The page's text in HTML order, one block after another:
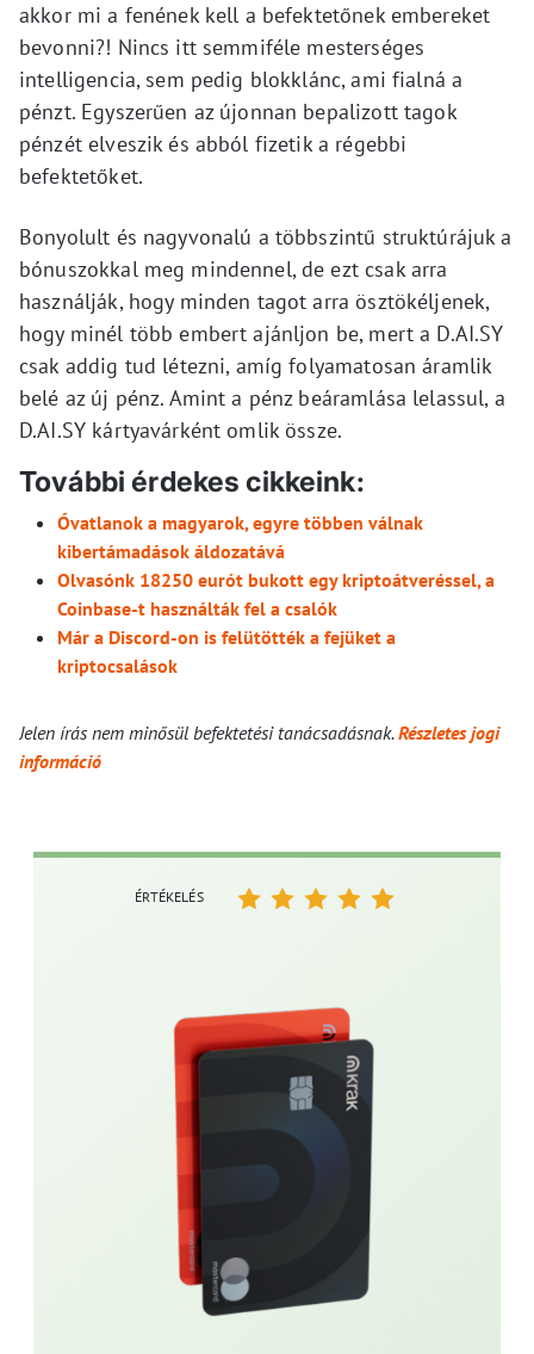
akkor mi a fenének kell a befektetőnek embereket
bevonni?! Nincs itt semmiféle mesterséges
intelligencia, sem pedig blokklánc, ami fialná a
pénzt. Egyszerűen az újonnan bepalizott tagok
pénzét elveszik és abból fizetik a régebbi
befektetőket.
Bonyolult és nagyvonalú a többszintű struktúrájuk a
bónuszokkal meg mindennel, de ezt csak arra
használják, hogy minden tagot arra ösztökéljenek,
hogy minél több embert ajánljon be, mert a D.AI.SY
csak addig tud létezni, amíg folyamatosan áramlik
belé az új pénz. Amint a pénz beáramlása lelassul, a
D.AI.SY kártyavárként omlik össze.
További érdekes cikkeink:
Óvatlanok a magyarok, egyre többen válnak
kibertámadások áldozatává
Olvasónk 18250 eurót bukott egy kriptoátveréssel, a
Coinbase-t használták fel a csalók
Már a Discord-on is felütötték a fejüket a
kriptocsalások
Jelen írás nem minősül befektetési tanácsadásnak.Részletes jogi
információ
ÉRTÉKELÉS